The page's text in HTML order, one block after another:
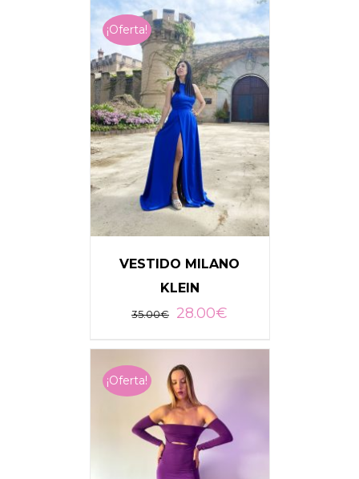
DETALLES
¡Oferta!
SELECCIONAR OPCIONES
DETALLES
VESTIDO MILANO
KLEIN
35.00€ 28.00€
¡Oferta!